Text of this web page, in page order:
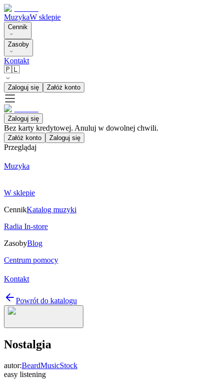
MuzykaW sklepie
Cennik
Zasoby
Kontakt
🇵🇱
Zaloguj się Załóż konto
Zaloguj się
Bez karty kredytowej. Anuluj w dowolnej chwili.
Załóż konto Zaloguj się
Przeglądaj
Muzyka
W sklepie
CennikKatalog muzyki
Radia In-store
ZasobyBlog
Centrum pomocy
Kontakt
Powrót do katalogu
Nostalgia
autor:BeardMusicStock
easy listening